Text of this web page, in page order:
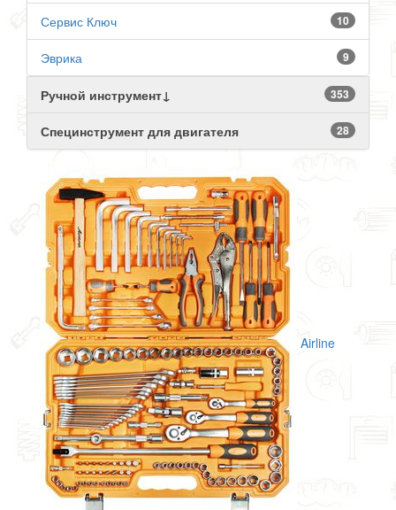
10
Сервис Ключ
9
Эврика
Ручной инструмент↓ 353
Специнструмент для двигателя 28
Airline